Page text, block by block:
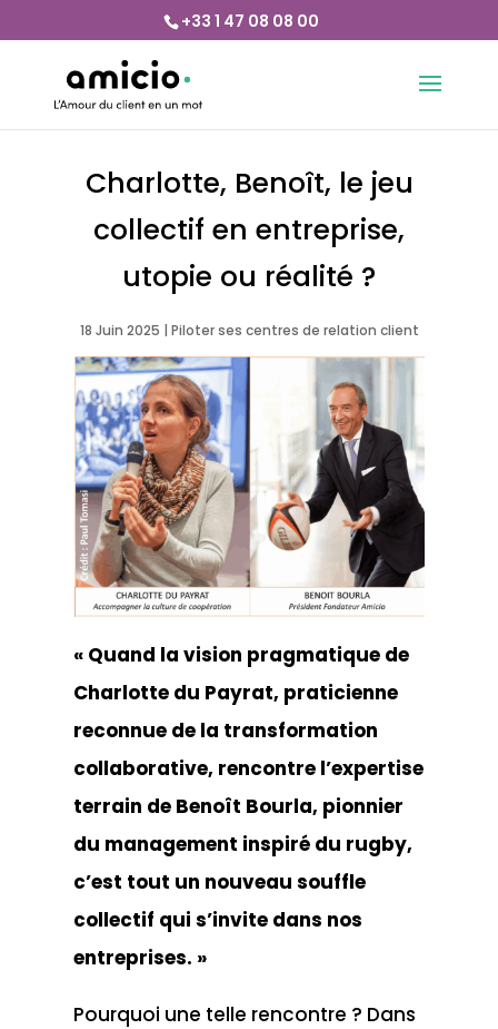
+33 1 47 08 08 00
Charlotte, Benoît, le jeu
collectif en entreprise,
utopie ou réalité ?
18 Juin 2025 | Piloter ses centres de relation client
« Quand la vision pragmatique de
Charlotte du Payrat, praticienne
reconnue de la transformation
collaborative, rencontre l’expertise
terrain de Benoît Bourla, pionnier
du management inspiré du rugby,
c’est tout un nouveau souffle
collectif qui s’invite dans nos
entreprises. »
Pourquoi une telle rencontre ? Dans